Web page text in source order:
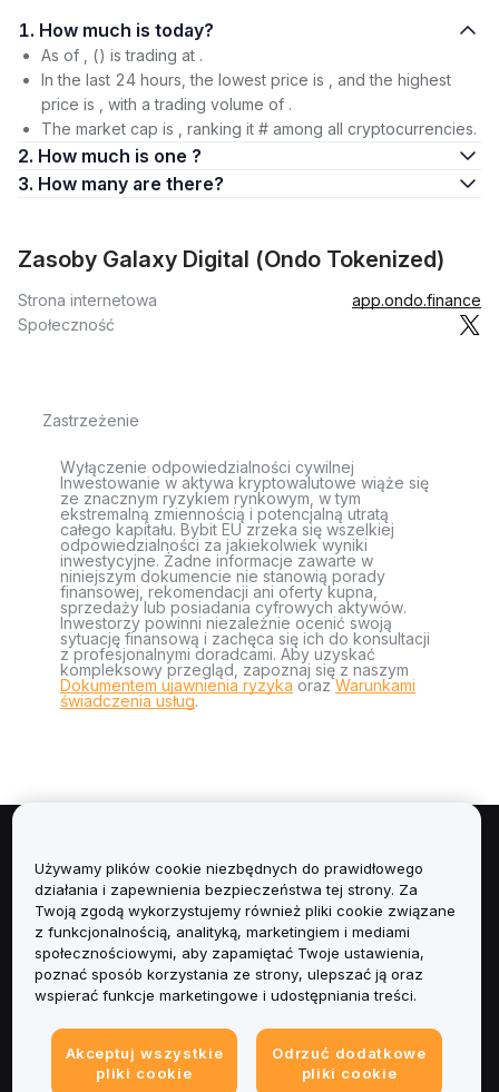
1. How much is today?
As of , () is trading at .
In the last 24 hours, the lowest price is , and the highest
price is , with a trading volume of .
The market cap is , ranking it # among all cryptocurrencies.
2. How much is one ?
3. How many are there?
Zasoby Galaxy Digital (Ondo Tokenized)
Strona internetowa
app.ondo.finance
Społeczność
Zastrzeżenie
Wyłączenie odpowiedzialności cywilnej
Inwestowanie w aktywa kryptowalutowe wiąże się
ze znacznym ryzykiem rynkowym, w tym
ekstremalną zmiennością i potencjalną utratą
całego kapitału. Bybit EU zrzeka się wszelkiej
odpowiedzialności za jakiekolwiek wyniki
inwestycyjne. Żadne informacje zawarte w
niniejszym dokumencie nie stanowią porady
finansowej, rekomendacji ani oferty kupna,
sprzedaży lub posiadania cyfrowych aktywów.
Inwestorzy powinni niezależnie ocenić swoją
sytuację finansową i zachęca się ich do konsultacji
z profesjonalnymi doradcami. Aby uzyskać
kompleksowy przegląd, zapoznaj się z naszym
Dokumentem ujawnienia ryzyka orazWarunkami
świadczenia usług.
Informacje
Usługi
Obsługa Klienta
Informacje prawne
Używamy plików cookie niezbędnych do prawidłowego
działania i zapewnienia bezpieczeństwa tej strony. Za
Twoją zgodą wykorzystujemy również pliki cookie związane
z funkcjonalnością, analityką, marketingiem i mediami
społecznościowymi, aby zapamiętać Twoje ustawienia,
poznać sposób korzystania ze strony, ulepszać ją oraz
wspierać funkcje marketingowe i udostępniania treści.
Akceptuj wszystkie
pliki cookie
Odrzuć dodatkowe
pliki cookie